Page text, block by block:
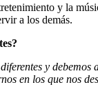
y la
a los demás.
y
en los que nos